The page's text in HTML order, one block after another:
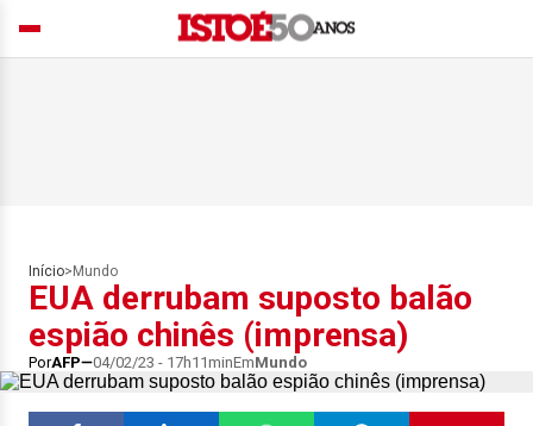
Início> Mundo
EUA derrubam suposto balão
espião chinês (imprensa)
PorAFP 04/02/23 - 17h11minEmMundo